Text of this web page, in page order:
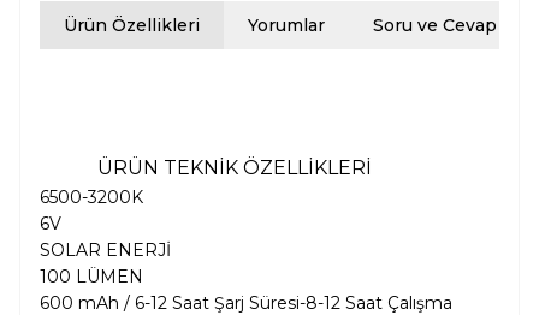
Ürün Özellikleri Yorumlar Soru ve Cevap
ÜRÜN TEKNİK ÖZELLİKLERİ
6500-3200K
6V
SOLAR ENERJİ
100 LÜMEN
600 mAh / 6-12 Saat Şarj Süresi-8-12 Saat Çalışma